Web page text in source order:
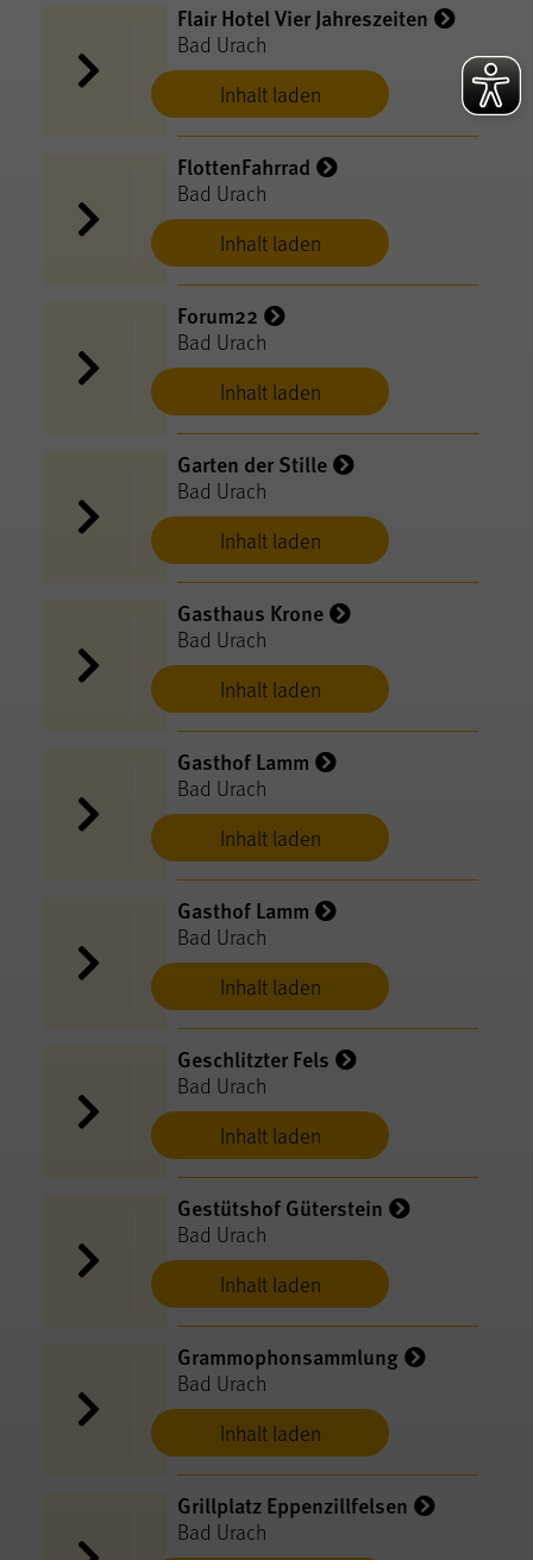
Inhalt laden
Flair Hotel Vier Jahreszeiten
Bad Urach
Inhalt laden
FlottenFahrrad
Bad Urach
Inhalt laden
Forum22
Bad Urach
Inhalt laden
Garten der Stille
Bad Urach
Inhalt laden
Gasthaus Krone
Bad Urach
Inhalt laden
Gasthof Lamm
Bad Urach
Inhalt laden
Gasthof Lamm
Bad Urach
Inhalt laden
Geschlitzter Fels
Bad Urach
Inhalt laden
Gestütshof Güterstein
Bad Urach
Inhalt laden
Grammophonsammlung
Bad Urach
Grillplatz Eppenzillfelsen
Bad Urach